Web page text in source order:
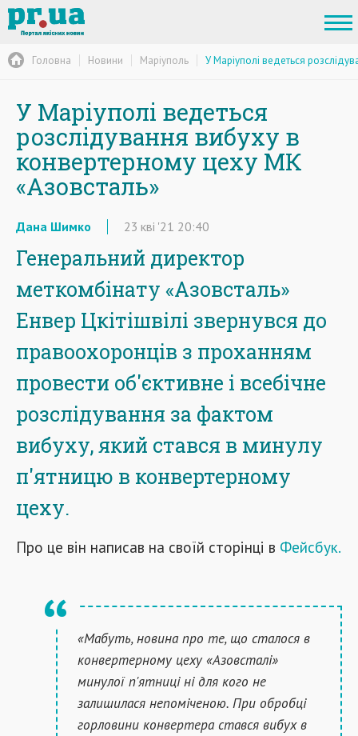
Головна Новини Маріуполь У Маріуполі ведеться
У Маріуполі ведеться
розслідування вибуху в
конвертерному цеху МК
«Азовсталь»
Дана Шимко 23 кві '21 20:40
Генеральний директор
меткомбінату «Азовсталь»
Енвер Цкітішвілі звернувся до
правоохоронців з проханням
провести об'єктивне і всебічне
розслідування за фактом
вибуху, який стався в минулу
п'ятницю в конвертерному
цеху.
Про це він написав на своїй сторінці в Фейсбук.
«Мабуть, новина про те, що сталося в
конвертерному цеху «Азовсталі»
минулої п'ятниці ні для кого не
залишилася непоміченою. При обробці
горловини конвертера стався вибух в